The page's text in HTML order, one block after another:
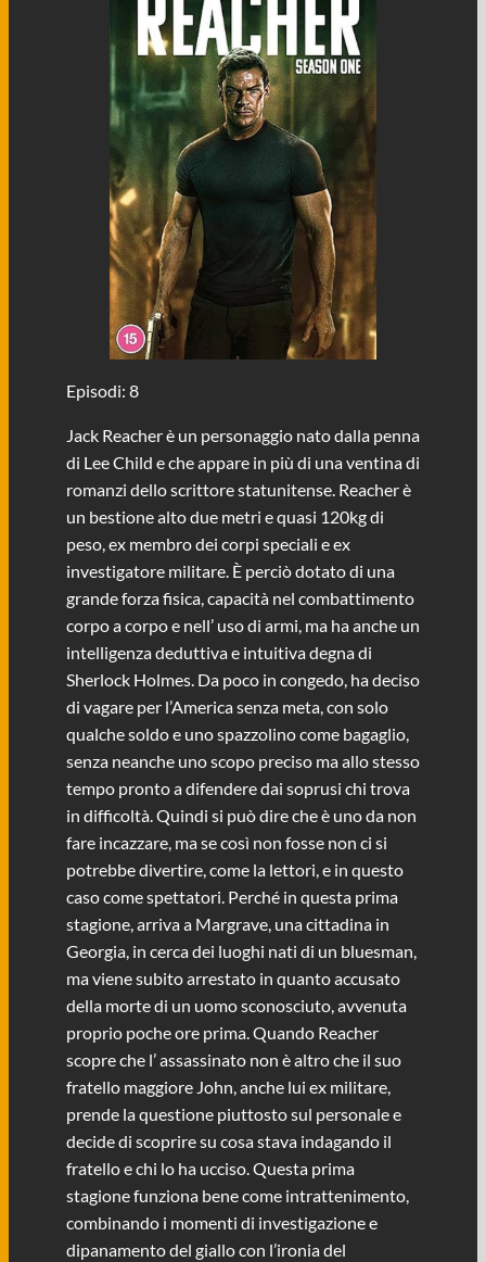
Episodi: 8
Jack Reacher è un personaggio nato dalla penna
di Lee Child e che appare in più di una ventina di
romanzi dello scrittore statunitense. Reacher è
un bestione alto due metri e quasi 120kg di
peso, ex membro dei corpi speciali e ex
investigatore militare. È perciò dotato di una
grande forza fisica, capacità nel combattimento
corpo a corpo e nell’ uso di armi, ma ha anche un
intelligenza deduttiva e intuitiva degna di
Sherlock Holmes. Da poco in congedo, ha deciso
di vagare per l’America senza meta, con solo
qualche soldo e uno spazzolino come bagaglio,
senza neanche uno scopo preciso ma allo stesso
tempo pronto a difendere dai soprusi chi trova
in difficoltà. Quindi si può dire che è uno da non
fare incazzare, ma se così non fosse non ci si
potrebbe divertire, come la lettori, e in questo
caso come spettatori. Perché in questa prima
stagione, arriva a Margrave, una cittadina in
Georgia, in cerca dei luoghi nati di un bluesman,
ma viene subito arrestato in quanto accusato
della morte di un uomo sconosciuto, avvenuta
proprio poche ore prima. Quando Reacher
scopre che l’ assassinato non è altro che il suo
fratello maggiore John, anche lui ex militare,
prende la questione piuttosto sul personale e
decide di scoprire su cosa stava indagando il
fratello e chi lo ha ucciso. Questa prima
stagione funziona bene come intrattenimento,
combinando i momenti di investigazione e
dipanamento del giallo con l’ironia del